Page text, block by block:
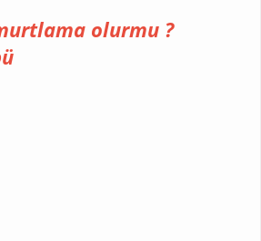
olurmu ?